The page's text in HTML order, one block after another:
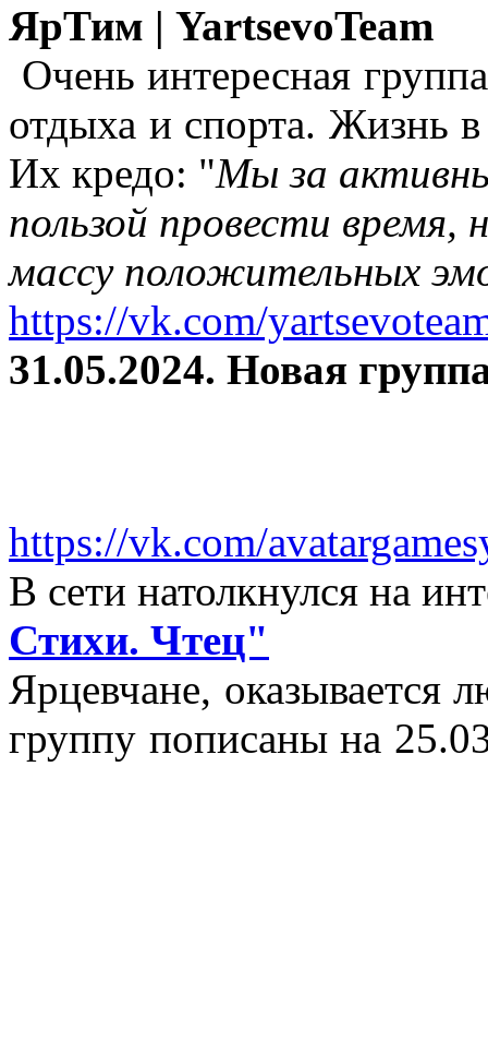
ЯрТим | YartsevoTeam
Очень интересная
отдыха и спорта. Жизнь
Их кредо: "Мы за
пользой провести время,
массу положительных
https://vk.com/
31.05.2024. Новая
https://vk.com/
В сети натолкнулся на
Стихи. Чтец"
Ярцевчане,
группу пописаны на